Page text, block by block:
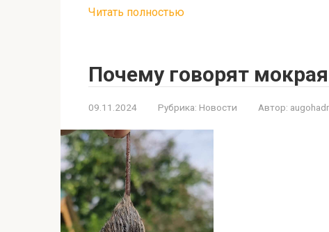
Читать полностью
Почему говорят
09.11.2024 Рубрика: Новости Автор: